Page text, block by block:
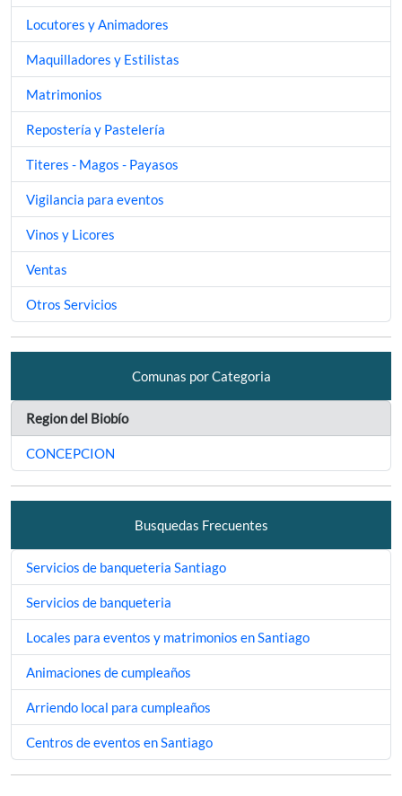
Locutores y Animadores
Maquilladores y Estilistas
Matrimonios
Repostería y Pastelería
Titeres - Magos - Payasos
Vigilancia para eventos
Vinos y Licores
Ventas
Otros Servicios
Comunas por Categoria
Region del Biobío
CONCEPCION
Busquedas Frecuentes
Servicios de banqueteria Santiago
Servicios de banqueteria
Locales para eventos y matrimonios en Santiago
Animaciones de cumpleaños
Arriendo local para cumpleaños
Centros de eventos en Santiago